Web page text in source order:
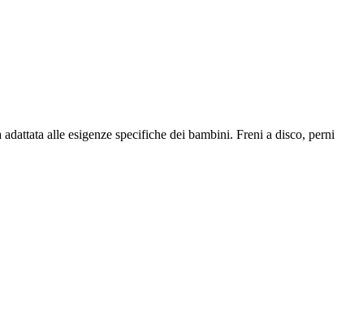
alle esigenze specifiche dei bambini. Freni a disco, perni